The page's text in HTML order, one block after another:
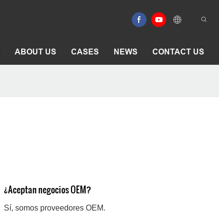
ABOUT US CASES NEWS CONTACT US
¿Aceptan negocios OEM?
Sí, somos proveedores OEM.